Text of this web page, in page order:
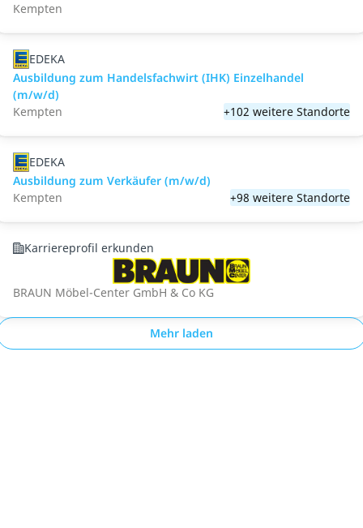
Kempten
EDEKA
Ausbildung zum Handelsfachwirt (IHK) Einzelhandel
(m/w/d)
Kempten
+102 weitere Standorte
EDEKA
Ausbildung zum Verkäufer (m/w/d)
Kempten
+98 weitere Standorte
Karriereprofil erkunden
BRAUN Möbel-Center GmbH & Co KG
Mehr laden